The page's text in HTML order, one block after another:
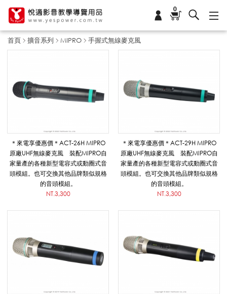
0
首頁 擴音系列 MIPRO 手握式無線麥克風
握
式
無
線
麥
＊來電享優惠價＊ACT-26H MIPRO
原廠UHF無線麥克風 裝配MIPRO自
家量產的各種新型電容式或動圈式音
頭模組。也可交換其他品牌類似規格
的音頭模組。
NT.3,300
＊來電享優惠價＊ACT-29H MIPRO
原廠UHF無線麥克風 裝配MIPRO自
家量產的各種新型電容式或動圈式音
頭模組。也可交換其他品牌類似規格
的音頭模組。
NT.3,300